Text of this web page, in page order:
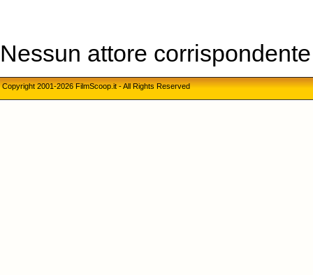
Nessun attore
Copyright 2001-2026 FilmScoop.it - All Rights Reserved